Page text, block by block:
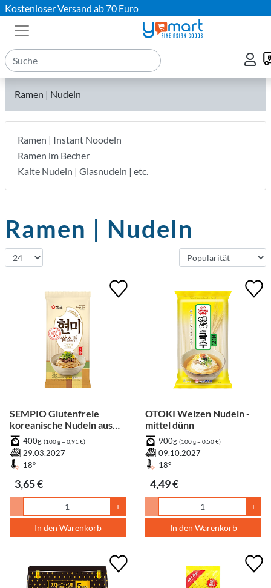
Kostenloser Versand ab 70 Euro
Ramen | Nudeln
Ramen | Instant Noodeln
Ramen im Becher
Kalte Nudeln | Glasnudeln | etc.
Ramen | Nudeln
SEMPIO Glutenfreie
koreanische Nudeln aus
braunem Reis
400g (100 g = 0,91 €)
29.03.2027
18°
3,65 €
- +
In den Warenkorb
OTOKI Weizen Nudeln -
mittel dünn
900g (100 g = 0,50 €)
09.10.2027
18°
4,49 €
- +
In den Warenkorb